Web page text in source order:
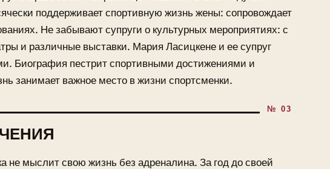
поддерживает спортивную жизнь жены: сопровождает
Не забывают супруги о культурных мероприятиях: с
и различные выставки. Мария Ласицкене и ее супруг
Биография пестрит спортивными достижениями и
занимает важное место в жизни спортсменки.
не мыслит свою жизнь без адреналина. За год до своей